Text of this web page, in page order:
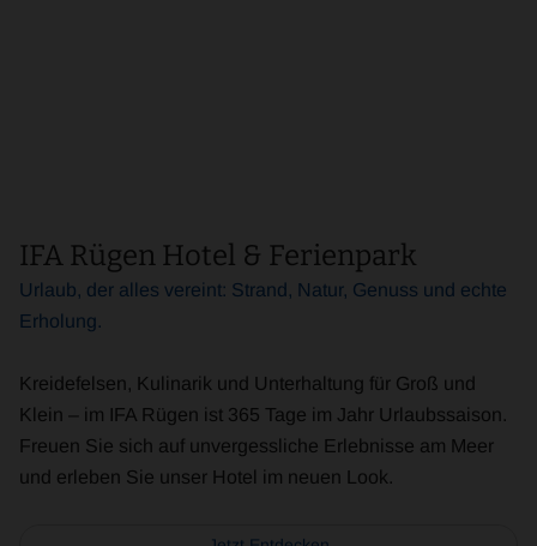
IFA Rügen Hotel & Ferienpark
Urlaub, der alles vereint: Strand, Natur, Genuss und echte
Erholung.
Kreidefelsen, Kulinarik und Unterhaltung für Groß und
Klein – im IFA Rügen ist 365 Tage im Jahr Urlaubssaison.
Freuen Sie sich auf unvergessliche Erlebnisse am Meer
und erleben Sie unser Hotel im neuen Look.